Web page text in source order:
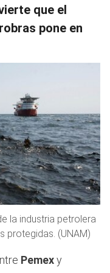
que el
pone en
la industria petrolera
protegidas. (UNAM)
Pemexy